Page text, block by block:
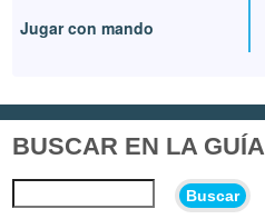
Jugar con mando
BUSCAR EN LA GUÍA
Buscar